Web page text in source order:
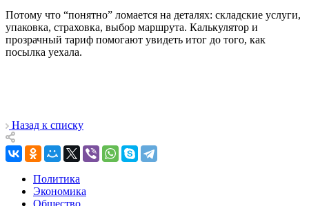
Потому что “понятно” ломается на деталях: складские услуги,
упаковка, страховка, выбор маршрута. Калькулятор и
прозрачный тариф помогают увидеть итог до того, как
посылка уехала.
Назад к списку
Политика
Экономика
Общество